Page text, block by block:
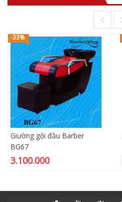
-33%
Giường gội đầu Barber
BG67
3.100.000